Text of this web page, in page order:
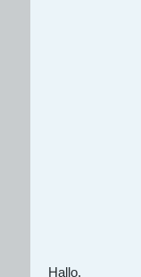
Hallo,